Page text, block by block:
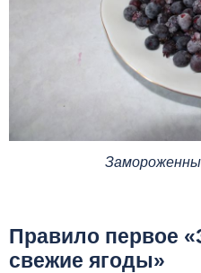
Правило первое
свежие ягоды»